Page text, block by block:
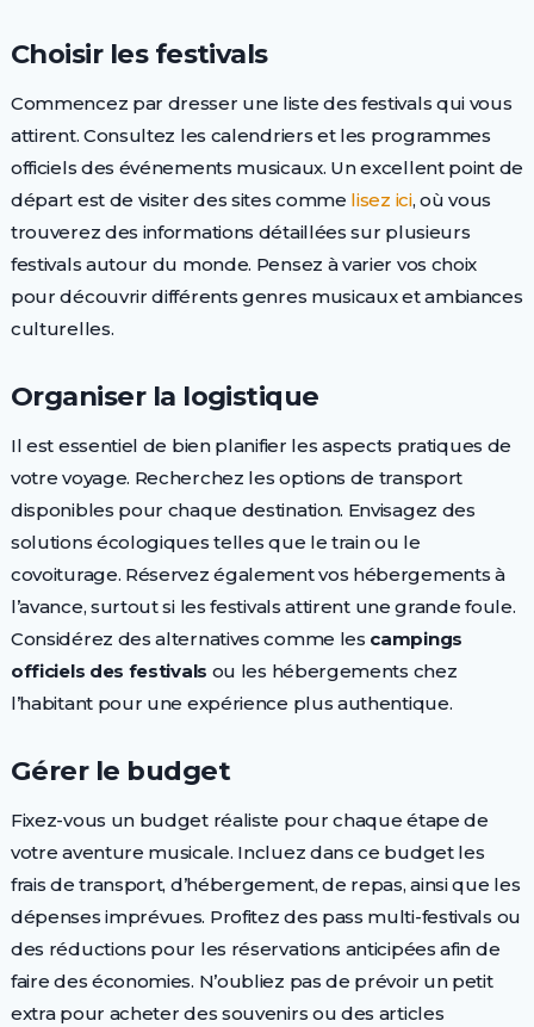
Choisir les festivals
Commencez par dresser une liste des festivals qui vous
attirent. Consultez les calendriers et les programmes
officiels des événements musicaux. Un excellent point de
départ est de visiter des sites comme lisez ici, où vous
trouverez des informations détaillées sur plusieurs
festivals autour du monde. Pensez à varier vos choix
pour découvrir différents genres musicaux et ambiances
culturelles.
Organiser la logistique
Il est essentiel de bien planifier les aspects pratiques de
votre voyage. Recherchez les options de transport
disponibles pour chaque destination. Envisagez des
solutions écologiques telles que le train ou le
covoiturage. Réservez également vos hébergements à
l’avance, surtout si les festivals attirent une grande foule.
Considérez des alternatives comme les campings
officiels des festivals ou les hébergements chez
l’habitant pour une expérience plus authentique.
Gérer le budget
Fixez-vous un budget réaliste pour chaque étape de
votre aventure musicale. Incluez dans ce budget les
frais de transport, d’hébergement, de repas, ainsi que les
dépenses imprévues. Profitez des pass multi-festivals ou
des réductions pour les réservations anticipées afin de
faire des économies. N’oubliez pas de prévoir un petit
extra pour acheter des souvenirs ou des articles